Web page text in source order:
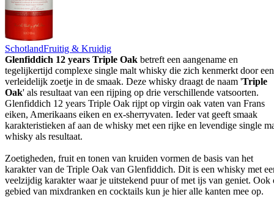
SchotlandFruitig & Kruidig
Glenfiddich 12 years Triple Oak betreft een aangename en
tegelijkertijd complexe single malt whisky die zich kenmerkt door een
verleidelijk zoetje in de smaak. Deze whisky draagt de naam 'Triple
Oak' als resultaat van een rijping op drie verschillende vatsoorten.
Glenfiddich 12 years Triple Oak rijpt op virgin oak vaten van Frans
eiken, Amerikaans eiken en ex-sherryvaten. Ieder vat geeft smaak
karakteristieken af aan de whisky met een rijke en levendige single
whisky als resultaat.
Zoetigheden, fruit en tonen van kruiden vormen de basis van het
karakter van de Triple Oak van Glenfiddich. Dit is een whisky met
veelzijdig karakter waar je uitstekend puur of met ijs van geniet. Ook
gebied van mixdranken en cocktails kun je hier alle kanten mee op.